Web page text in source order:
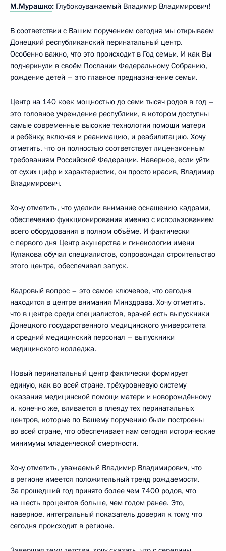
М.Мурашко: Глубокоуважаемый Владимир Владимирович!
В соответствии с Вашим поручением сегодня мы открываем
Донецкий республиканский перинатальный центр.
Особенно важно, что это происходит в Год семьи. И как Вы
подчеркнули в своём Послании Федеральному Собранию,
рождение детей – это главное предназначение семьи.
Центр на 140 коек мощностью до семи тысяч родов в год –
это головное учреждение республики, в котором доступны
самые современные высокие технологии помощи матери
и ребёнку, включая и реанимацию, и реабилитацию. Хочу
отметить, что он полностью соответствует лицензионным
требованиям Российской Федерации. Наверное, если уйти
от сухих цифр и характеристик, он просто красив, Владимир
Владимирович.
Хочу отметить, что уделили внимание оснащению кадрами,
обеспечению функционирования именно с использованием
всего оборудования в полном объёме. И фактически
с первого дня Центр акушерства и гинекологии имени
Кулакова обучал специалистов, сопровождал строительство
этого центра, обеспечивал запуск.
Кадровый вопрос – это самое ключевое, что сегодня
находится в центре внимания Минздрава. Хочу отметить,
что в центре среди специалистов, врачей есть выпускники
Донецкого государственного медицинского университета
и средний медицинский персонал – выпускники
медицинского колледжа.
Новый перинатальный центр фактически формирует
единую, как во всей стране, трёхуровневую систему
оказания медицинской помощи матери и новорождённому
и, конечно же, вливается в плеяду тех перинатальных
центров, которые по Вашему поручению были построены
во всей стране, что обеспечивает нам сегодня исторические
минимумы младенческой смертности.
Хочу отметить, уважаемый Владимир Владимирович, что
в регионе имеется положительный тренд рождаемости.
За прошедший год принято более чем 7400 родов, что
на шесть процентов больше, чем годом ранее. Это,
наверное, интегральный показатель доверия к тому, что
сегодня происходит в регионе.